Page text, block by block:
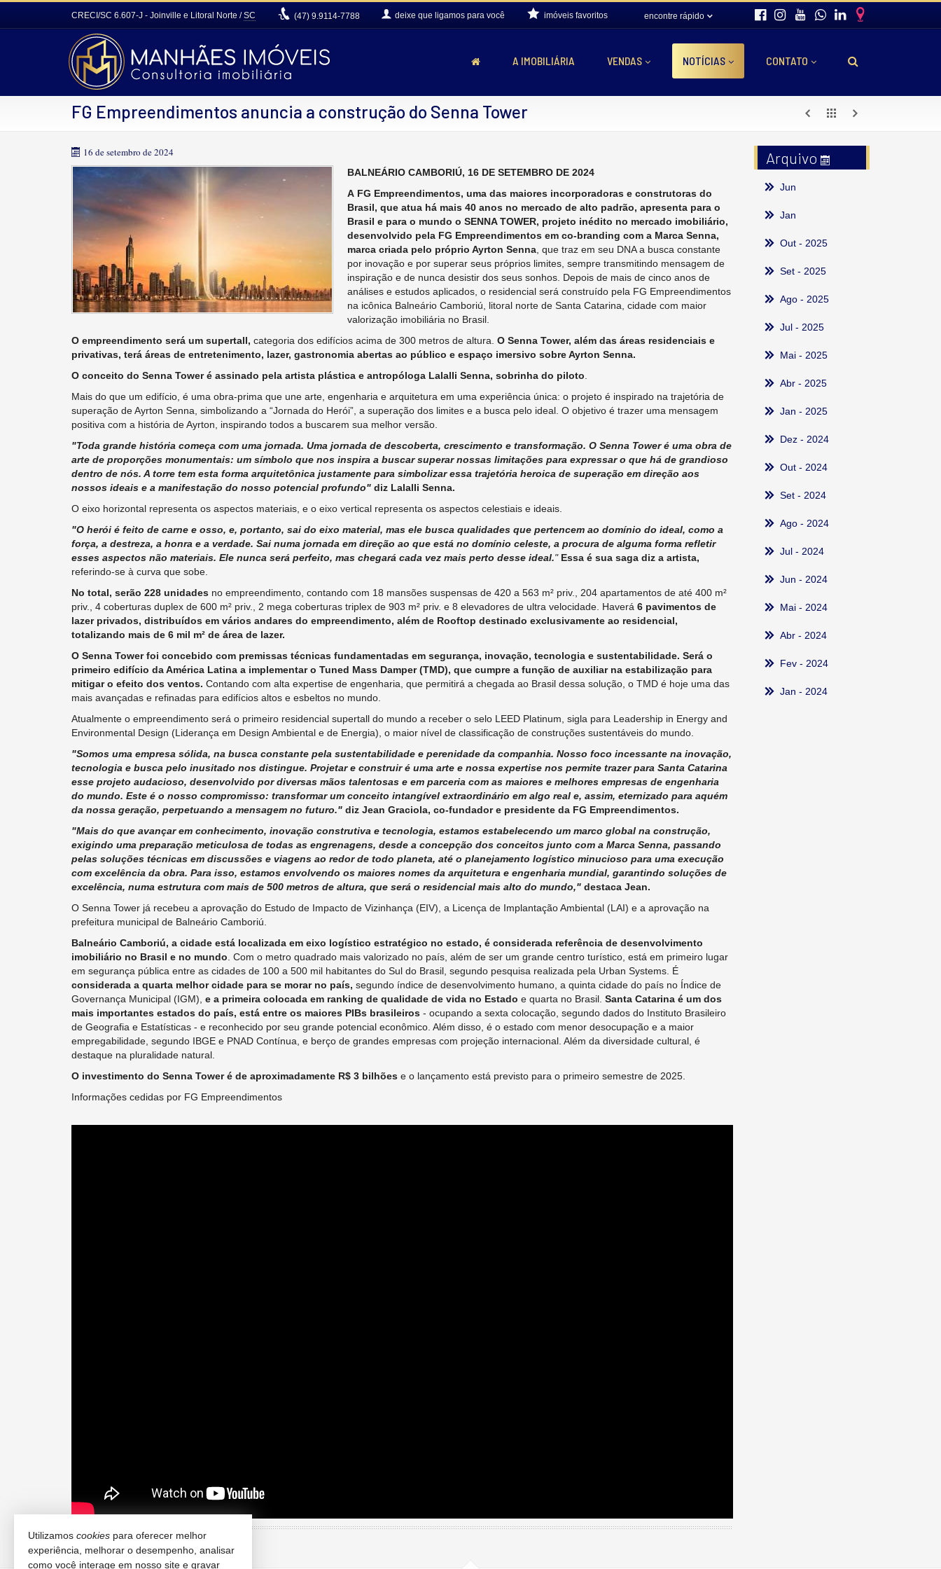
CRECI/SC 6.607-J - Joinville e Litoral Norte /SC (47) 9.9114-7788 deixe que ligamos para você encontre rápido
imóveis favoritos
A IMOBILIÁRIA VENDAS NOTÍCIAS CONTATO
FG Empreendimentos anuncia a construção do Senna Tower
16 de setembro de 2024
BALNEÁRIO CAMBORIÚ, 16 DE SETEMBRO DE 2024
A FG Empreendimentos, uma das maiores incorporadoras e construtoras do
Brasil, que atua há mais 40 anos no mercado de alto padrão, apresenta para o
Brasil e para o mundo o SENNA TOWER, projeto inédito no mercado imobiliário,
desenvolvido pela FG Empreendimentos em co-branding com a Marca Senna,
marca criada pelo próprio Ayrton Senna , que traz em seu DNA a busca constante
por inovação e por superar seus próprios limites, sempre transmitindo mensagem de
inspiração e de nunca desistir dos seus sonhos. Depois de mais de cinco anos de
análises e estudos aplicados, o residencial será construído pela FG Empreendimentos
na icônica Balneário Camboriú, litoral norte de Santa Catarina, cidade com maior
valorização imobiliária no Brasil.
O empreendimento será um supertall, categoria dos edifícios acima de 300 metros de altura. O Senna Tower, além das áreas residenciais e
privativas, terá áreas de entretenimento, lazer, gastronomia abertas ao público e espaço imersivo sobre Ayrton Senna.
O conceito do Senna Tower é assinado pela artista plástica e antropóloga Lalalli Senna, sobrinha do piloto
Mais do que um edifício, é uma obra-prima que une arte, engenharia e arquitetura em uma experiência única: o projeto é inspirado na trajetória de
superação de Ayrton Senna, simbolizando a “Jornada do Herói”, a superação dos limites e a busca pelo ideal. O objetivo é trazer uma mensagem
positiva com a história de Ayrton, inspirando todos a buscarem sua melhor versão.
"Toda grande história começa com uma jornada. Uma jornada de descoberta, crescimento e transformação. O Senna Tower é uma obra de
arte de proporções monumentais: um símbolo que nos inspira a buscar superar nossas limitações para expressar o que há de grandioso
dentro de nós. A torre tem esta forma arquitetônica justamente para simbolizar essa trajetória heroica de superação em direção aos
nossos ideais e a manifestação do nosso potencial profundo" diz Lalalli Senna.
O eixo horizontal representa os aspectos materiais, e o eixo vertical representa os aspectos celestiais e ideais.
"O herói é feito de carne e osso, e, portanto, sai do eixo material, mas ele busca qualidades que pertencem ao domínio do ideal, como a
força, a destreza, a honra e a verdade. Sai numa jornada em direção ao que está no domínio celeste, a procura de alguma forma refletir
esses aspectos não materiais. Ele nunca será perfeito, mas chegará cada vez mais perto desse ideal." Essa é sua saga diz a artista,
referindo-se à curva que sobe.
No total, serão 228 unidades no empreendimento, contando com 18 mansões suspensas de 420 a 563 m² priv., 204 apartamentos de até 400 m²
priv., 4 coberturas duplex de 600 m² priv., 2 mega coberturas triplex de 903 m² priv. e 8 elevadores de ultra velocidade. Haverá 6 pavimentos de
lazer privados, distribuídos em vários andares do empreendimento, além de Rooftop destinado exclusivamente ao residencial,
totalizando mais de 6 mil m² de área de lazer.
O Senna Tower foi concebido com premissas técnicas fundamentadas em segurança, inovação, tecnologia e sustentabilidade. Será o
primeiro edifício da América Latina a implementar o Tuned Mass Damper (TMD), que cumpre a função de auxiliar na estabilização para
mitigar o efeito dos ventos. Contando com alta expertise de engenharia, que permitirá a chegada ao Brasil dessa solução, o TMD é hoje uma das
mais avançadas e refinadas para edifícios altos e esbeltos no mundo.
Atualmente o empreendimento será o primeiro residencial supertall do mundo a receber o selo LEED Platinum, sigla para Leadership in Energy and
Environmental Design (Liderança em Design Ambiental e de Energia), o maior nível de classificação de construções sustentáveis do mundo.
"Somos uma empresa sólida, na busca constante pela sustentabilidade e perenidade da companhia. Nosso foco incessante na inovação,
tecnologia e busca pelo inusitado nos distingue. Projetar e construir é uma arte e nossa expertise nos permite trazer para Santa Catarina
esse projeto audacioso, desenvolvido por diversas mãos talentosas e em parceria com as maiores e melhores empresas de engenharia
do mundo. Este é o nosso compromisso: transformar um conceito intangível extraordinário em algo real e, assim, eternizado para aquém
da nossa geração, perpetuando a mensagem no futuro." diz Jean Graciola, co-fundador e presidente da FG Empreendimentos.
"Mais do que avançar em conhecimento, inovação construtiva e tecnologia, estamos estabelecendo um marco global na construção,
exigindo uma preparação meticulosa de todas as engrenagens, desde a concepção dos conceitos junto com a Marca Senna, passando
pelas soluções técnicas em discussões e viagens ao redor de todo planeta, até o planejamento logístico minucioso para uma execução
com excelência da obra. Para isso, estamos envolvendo os maiores nomes da arquitetura e engenharia mundial, garantindo soluções de
excelência, numa estrutura com mais de 500 metros de altura, que será o residencial mais alto do mundo," destaca Jean.
O Senna Tower já recebeu a aprovação do Estudo de Impacto de Vizinhança (EIV), a Licença de Implantação Ambiental (LAI) e a aprovação na
prefeitura municipal de Balneário Camboriú.
Balneário Camboriú, a cidade está localizada em eixo logístico estratégico no estado, é considerada referência de desenvolvimento
imobiliário no Brasil e no mundo . Com o metro quadrado mais valorizado no país, além de ser um grande centro turístico, está em primeiro lugar
em segurança pública entre as cidades de 100 a 500 mil habitantes do Sul do Brasil, segundo pesquisa realizada pela Urban Systems. É
considerada a quarta melhor cidade para se morar no país, segundo índice de desenvolvimento humano, a quinta cidade do país no Índice de
Governança Municipal (IGM), e a primeira colocada em ranking de qualidade de vida no Estado e quarta no Brasil. Santa Catarina é um dos
mais importantes estados do país, está entre os maiores PIBs brasileiros - ocupando a sexta colocação, segundo dados do Instituto Brasileiro
de Geografia e Estatísticas - e reconhecido por seu grande potencial econômico. Além disso, é o estado com menor desocupação e a maior
empregabilidade, segundo IBGE e PNAD Contínua, e berço de grandes empresas com projeção internacional. Além da diversidade cultural, é
destaque na pluralidade natural.
O investimento do Senna Tower é de aproximadamente R$ 3 bilhões e o lançamento está previsto para o primeiro semestre de 2025.
Informações cedidas por FG Empreendimentos
Arquivo
Jun
Jan
Out - 2025
Set - 2025
Ago - 2025
Jul - 2025
Mai - 2025
Abr - 2025
Jan - 2025
Dez - 2024
Out - 2024
Set - 2024
Ago - 2024
Jul - 2024
Jun - 2024
Mai - 2024
Abr - 2024
Fev - 2024
Jan - 2024
Utilizamos cookies para oferecer melhor
experiência, melhorar o desempenho, analisar
como você interage em nosso site e gravar